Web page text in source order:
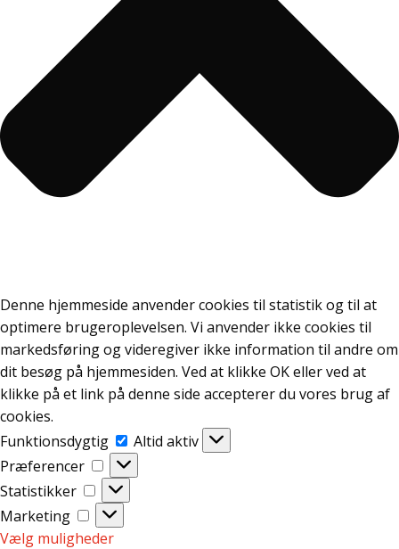
Denne hjemmeside anvender cookies til statistik og til at
optimere brugeroplevelsen. Vi anvender ikke cookies til
markedsføring og videregiver ikke information til andre om
dit besøg på hjemmesiden. Ved at klikke OK eller ved at
klikke på et link på denne side accepterer du vores brug af
cookies.
Funktionsdygtig
Funktionsdygtig
Altid aktiv
Præferencer
Præferencer
Statistikker
Statistikker
Marketing
Marketing
Vælg muligheder